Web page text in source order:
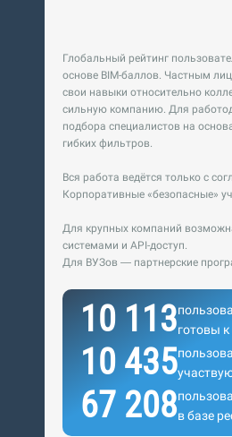
Глобальный рейтинг
основе BIM-баллов. Частным
свои навыки относительно
сильную компанию. Для
подбора специалистов на
гибких фильтров.
Вся работа ведётся только с
Корпоративные «безопасные»
Для крупных компаний
системами и API-доступ.
Для ВУЗов — партнерские
10 113готовы
10 435
67 208в базе